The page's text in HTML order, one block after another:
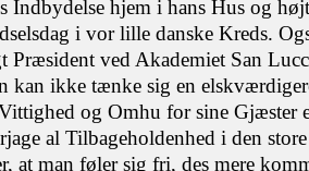
Indbydelse hjem i hans Hus og
i vor lille danske Kreds.
Præsident ved Akademiet San
kan ikke tænke sig en
og Omhu for sine Gjæster
al Tilbageholdenhed i den
at man føler sig fri, des mere